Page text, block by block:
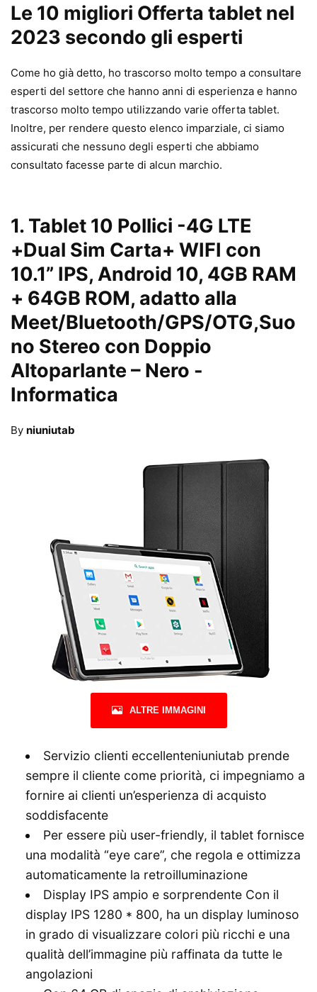
Le 10 migliori Offerta tablet nel
2023 secondo gli esperti
Come ho già detto, ho trascorso molto tempo a consultare
esperti del settore che hanno anni di esperienza e hanno
trascorso molto tempo utilizzando varie offerta tablet.
Inoltre, per rendere questo elenco imparziale, ci siamo
assicurati che nessuno degli esperti che abbiamo
consultato facesse parte di alcun marchio.
1. Tablet 10 Pollici -4G LTE
+Dual Sim Carta+ WIFI con
10.1” IPS, Android 10, 4GB RAM
+ 64GB ROM, adatto alla
Meet/Bluetooth/GPS/OTG,Suo
no Stereo con Doppio
Altoparlante – Nero -
Informatica
By niuniutab
ALTRE IMMAGINI
Servizio clienti eccellenteniuniutab prende
sempre il cliente come priorità, ci impegniamo a
fornire ai clienti un’esperienza di acquisto
soddisfacente
Per essere più user-friendly, il tablet fornisce
una modalità “eye care”, che regola e ottimizza
automaticamente la retroilluminazione
Display IPS ampio e sorprendente Con il
display IPS 1280 * 800, ha un display luminoso
in grado di visualizzare colori più ricchi e una
qualità dell’immagine più raffinata da tutte le
angolazioni